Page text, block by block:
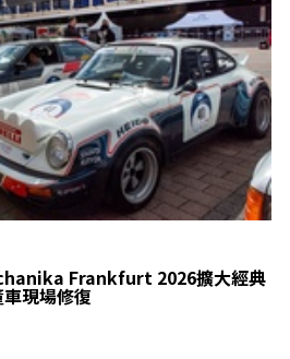
Frankfurt 2026擴大經典
現場修復